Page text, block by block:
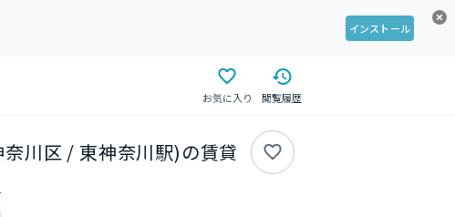
インストール
お気に入り 閲覧履歴
川区 / 東神奈川駅)の賃貸